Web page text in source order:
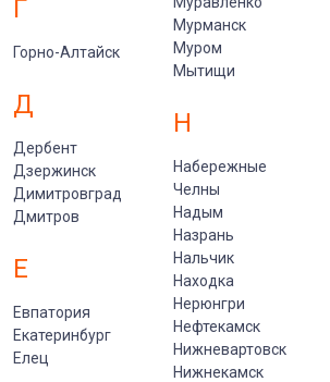
Г
Горно-Алтайск
Д
Дербент
Дзержинск
Димитровград
Дмитров
Е
Евпатория
Екатеринбург
Елец
Мурманск
Муром
Мытищи
Н
Набережные
Челны
Надым
Назрань
Нальчик
Находка
Нерюнгри
Нефтекамск
Нижневартовск
Нижнекамск